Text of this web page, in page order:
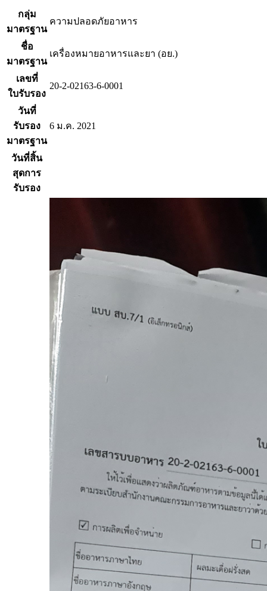
กลุ่ม
มาตรฐาน
ความปลอดภัยอาหาร
ชื่อ
มาตรฐาน
เครื่องหมายอาหารและยา (อย.)
เลขที่
ใบรับรอง
20-2-02163-6-0001
วันที่
รับรอง
มาตรฐาน
6 ม.ค. 2021
วันที่สิ้น
สุดการ
รับรอง